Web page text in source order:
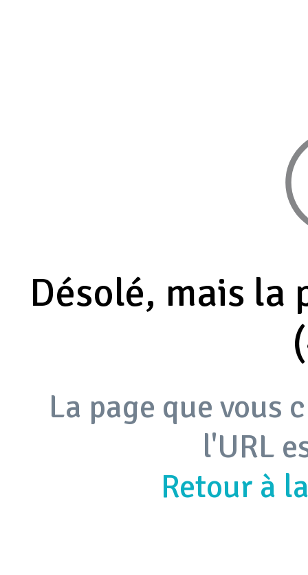
Désolé, mais la
La page que vous
l'URL
Retour à